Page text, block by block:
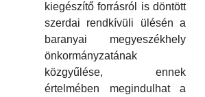
kiegészítő forrásról is döntött
szerdai rendkívüli ülésén a
baranyai megyeszékhely
önkormányzatának
közgyűlése, ennek
értelmében megindulhat a